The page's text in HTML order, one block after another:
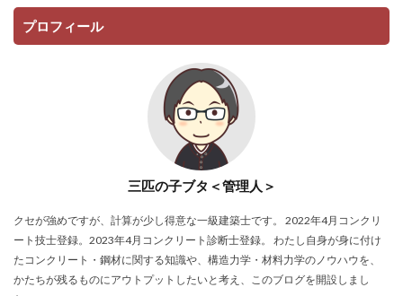
プロフィール
三匹の子ブタ＜管理人＞
クセが強めですが、計算が少し得意な一級建築士です。 2022年4月コンクリ
ート技士登録。2023年4月コンクリート診断士登録。 わたし自身が身に付け
たコンクリート・鋼材に関する知識や、構造力学・材料力学のノウハウを、
かたちが残るものにアウトプットしたいと考え、このブログを開設しまし